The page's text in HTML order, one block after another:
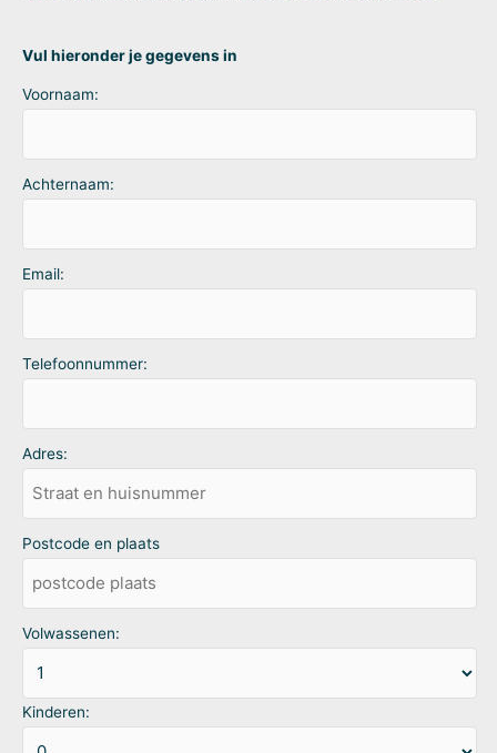
Vul hieronder je gegevens in
Voornaam:
Achternaam:
Email:
Telefoonnummer:
Adres:
Postcode en plaats
Volwassenen:
Kinderen: